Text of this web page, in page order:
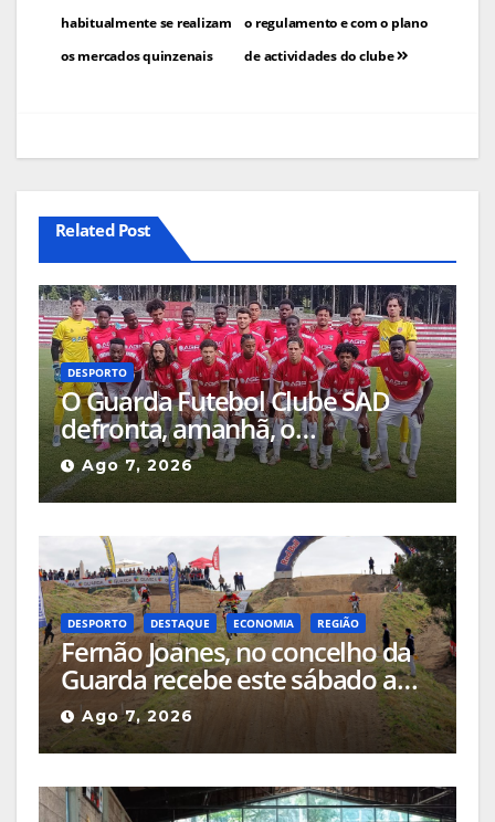
o regulamento e com o plano
de actividades do clube
habitualmente se realizam
os mercados quinzenais
Related Post
DESPORTO
O Guarda Futebol Clube SAD
defronta, amanhã, o
Sertanense, num jogo a contar
para a Supertaça da Beira
Interior
Ago 7, 2026
DESPORTO DESTAQUE ECONOMIA REGIÃO
Fernão Joanes, no concelho da
Guarda recebe este sábado a
Etapa do Campeonato Nacional
de Supercross
Ago 7, 2026